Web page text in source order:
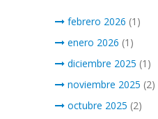
febrero 2026 (1)
enero 2026 (1)
diciembre 2025 (1)
noviembre 2025 (2)
octubre 2025 (2)